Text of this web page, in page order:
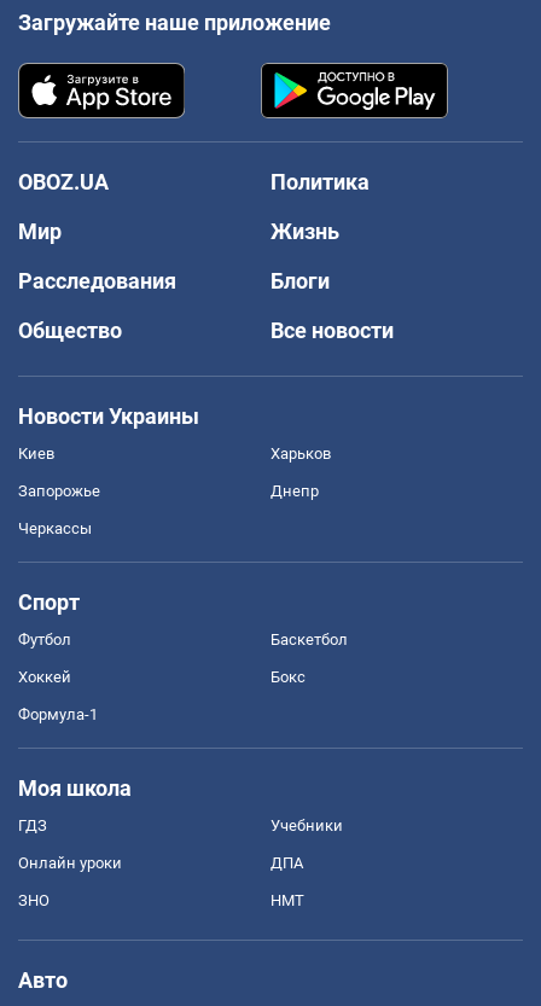
Загружайте наше приложение
OBOZ.UA
Политика
Мир
Жизнь
Расследования
Блоги
Общество
Все новости
Новости Украины
Киев Харьков
Запорожье Днепр
Черкассы
Спорт
Футбол Баскетбол
Хоккей Бокс
Формула-1
Моя школа
ГДЗ Учебники
Онлайн уроки ДПА
ЗНО НМТ
Авто